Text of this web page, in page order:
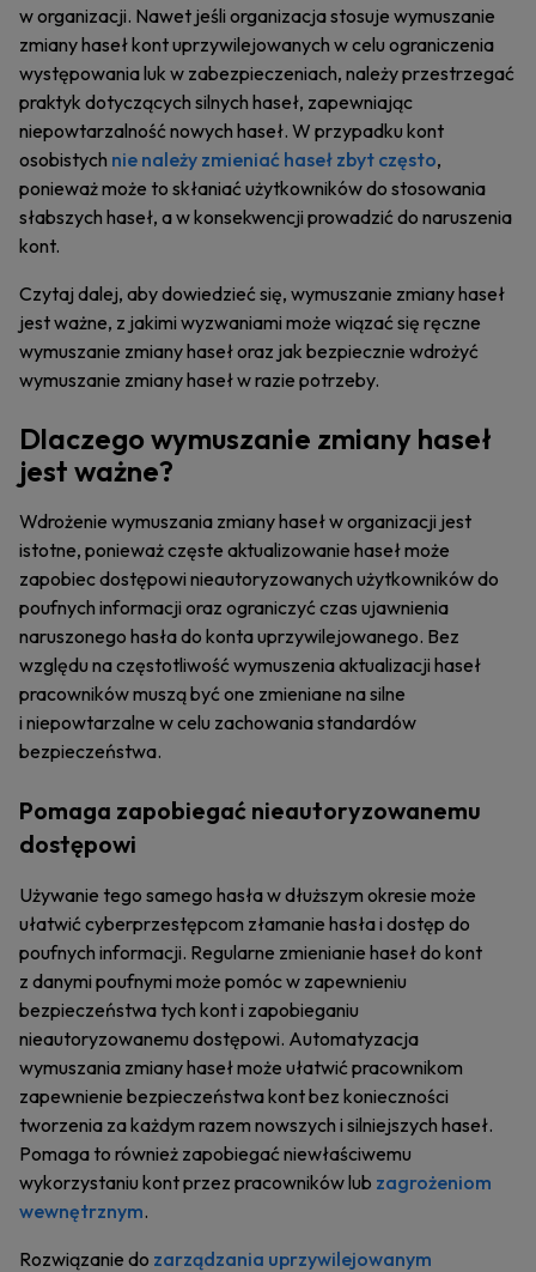
w organizacji. Nawet jeśli organizacja stosuje wymuszanie
zmiany haseł kont uprzywilejowanych w celu ograniczenia
występowania luk w zabezpieczeniach, należy przestrzegać
praktyk dotyczących silnych haseł, zapewniając
niepowtarzalność nowych haseł. W przypadku kont
osobistych nie należy zmieniać haseł zbyt często,
ponieważ może to skłaniać użytkowników do stosowania
słabszych haseł, a w konsekwencji prowadzić do naruszenia
kont.
Czytaj dalej, aby dowiedzieć się, wymuszanie zmiany haseł
jest ważne, z jakimi wyzwaniami może wiązać się ręczne
wymuszanie zmiany haseł oraz jak bezpiecznie wdrożyć
wymuszanie zmiany haseł w razie potrzeby.
Dlaczego wymuszanie zmiany haseł
jest ważne?
Wdrożenie wymuszania zmiany haseł w organizacji jest
istotne, ponieważ częste aktualizowanie haseł może
zapobiec dostępowi nieautoryzowanych użytkowników do
poufnych informacji oraz ograniczyć czas ujawnienia
naruszonego hasła do konta uprzywilejowanego. Bez
względu na częstotliwość wymuszenia aktualizacji haseł
pracowników muszą być one zmieniane na silne
i niepowtarzalne w celu zachowania standardów
bezpieczeństwa.
Pomaga zapobiegać nieautoryzowanemu
dostępowi
Używanie tego samego hasła w dłuższym okresie może
ułatwić cyberprzestępcom złamanie hasła i dostęp do
poufnych informacji. Regularne zmienianie haseł do kont
z danymi poufnymi może pomóc w zapewnieniu
bezpieczeństwa tych kont i zapobieganiu
nieautoryzowanemu dostępowi. Automatyzacja
wymuszania zmiany haseł może ułatwić pracownikom
zapewnienie bezpieczeństwa kont bez konieczności
tworzenia za każdym razem nowszych i silniejszych haseł.
Pomaga to również zapobiegać niewłaściwemu
wykorzystaniu kont przez pracowników lub zagrożeniom
wewnętrznym.
Rozwiązanie do zarządzania uprzywilejowanym